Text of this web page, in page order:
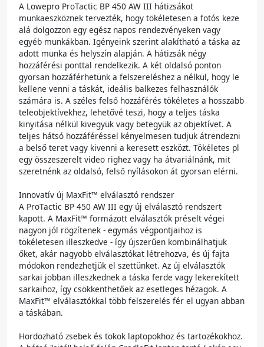
A Lowepro ProTactic BP 450 AW III hátizsákot
munkaeszköznek tervezték, hogy tökéletesen a fotós keze
alá dolgozzon egy egész napos rendezvényeken vagy
egyéb munkákban. Igényeink szerint alakítható a táska az
adott munka és helyszín alapján. A hátizsák négy
hozzáférési ponttal rendelkezik. A két oldalsó ponton
gyorsan hozzáférhetünk a felszereléshez a nélkül, hogy le
kellene venni a táskát, ideális balkezes felhasználók
számára is. A széles felső hozzáférés tökéletes a hosszabb
teleobjektívekhez, lehetővé teszi, hogy a teljes táska
kinyitása nélkül kivegyük vagy betegyük az objektívet. A
teljes hátsó hozzáféréssel kényelmesen tudjuk átrendezni
a belső teret vagy kivenni a keresett eszközt. Tökéletes pl
egy összeszerelt video righez vagy ha átvariálnánk, mit
szeretnénk az oldalsó, felső nyílásokon át gyorsan elérni.
Innovatív új MaxFit™ elválasztó rendszer
A ProTactic BP 450 AW III egy új elválasztó rendszert
kapott. A MaxFit™ formázott elválasztók préselt végei
nagyon jól rögzítenek - egymás végpontjaihoz is
tökéletesen illeszkedve - így újszerűen kombinálhatjuk
őket, akár nagyobb elválasztókat létrehozva, és új fajta
módokon rendezhetjük el szettünket. Az új elválasztók
sarkai jobban illeszkednek a táska ferde vagy lekerekített
sarkaihoz, így csökkenthetőek az esetleges hézagok. A
MaxFit™ elválasztókkal több felszerelés fér el ugyan abban
a táskában.
Hordozható zsebek és tokok laptopokhoz és tartozékokhoz.